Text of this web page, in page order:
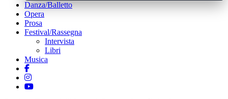
Danza/Balletto
Opera
Prosa
Festival/Rassegna
Intervista
Libri
Musica